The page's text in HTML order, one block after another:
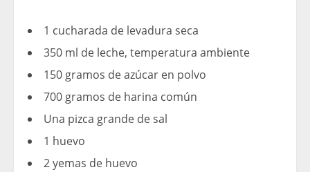
1 cucharada de levadura seca
350 ml de leche, temperatura ambiente
150 gramos de azúcar en polvo
700 gramos de harina común
Una pizca grande de sal
1 huevo
2 yemas de huevo